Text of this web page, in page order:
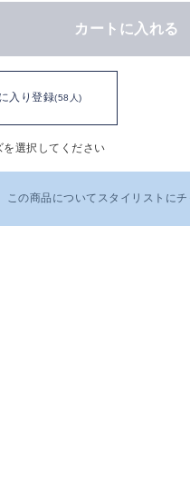
カートに入れる
入り登録(58人)
選択してください
この商品についてスタイリストに